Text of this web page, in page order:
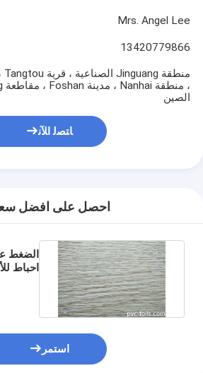
Mrs. Angel Lee
13420779866
الصين
ﺎﺘﺼﻟ ﺍﻶﻧ
احصل على افضل
احباط
استمر